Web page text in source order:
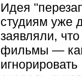
Идея
студиям уже
заявляли,
фильмы —